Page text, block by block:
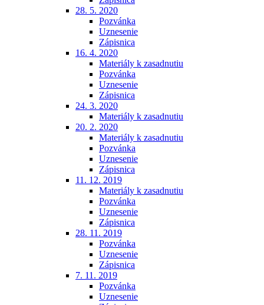
28. 5. 2020
Pozvánka
Uznesenie
Zápisnica
16. 4. 2020
Materiály k zasadnutiu
Pozvánka
Uznesenie
Zápisnica
24. 3. 2020
Materiály k zasadnutiu
20. 2. 2020
Materiály k zasadnutiu
Pozvánka
Uznesenie
Zápisnica
11. 12. 2019
Materiály k zasadnutiu
Pozvánka
Uznesenie
Zápisnica
28. 11. 2019
Pozvánka
Uznesenie
Zápisnica
7. 11. 2019
Pozvánka
Uznesenie